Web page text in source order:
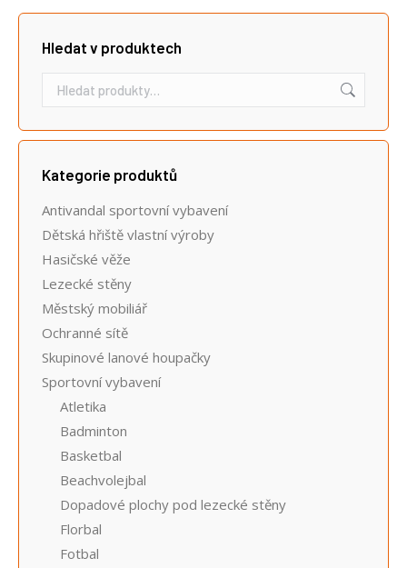
Hledat v produktech
Kategorie produktů
Antivandal sportovní vybavení
Dětská hřiště vlastní výroby
Hasičské věže
Lezecké stěny
Městský mobiliář
Ochranné sítě
Skupinové lanové houpačky
Sportovní vybavení
Atletika
Badminton
Basketbal
Beachvolejbal
Dopadové plochy pod lezecké stěny
Florbal
Fotbal